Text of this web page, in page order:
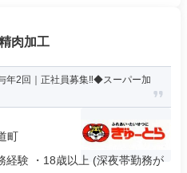
肉加工
年2回｜正社員募集‼◆スーパー加
町
経験 ・18歳以上 (深夜帯勤務が